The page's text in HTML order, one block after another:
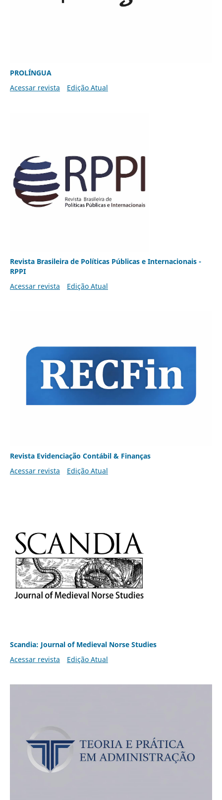
PROLÍNGUA
Acessar revista
Edição Atual
Revista Brasileira de Políticas Públicas e Internacionais -
RPPI
Acessar revista
Edição Atual
Revista Evidenciação Contábil & Finanças
Acessar revista
Edição Atual
Scandia: Journal of Medieval Norse Studies
Acessar revista
Edição Atual